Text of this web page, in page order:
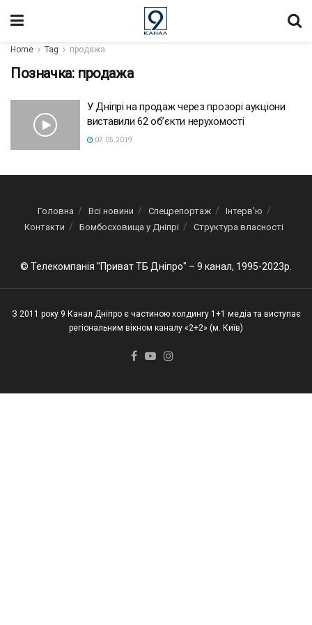
Home Tag продажа
Позначка: продажа
У Дніпрі на продаж через прозорі аукціони
виставили 62 об’єкти нерухомості
07.05.2019
Головна Всі новини Спецрепортаж
Інтерв’ю
Контакти
Бомбосховища у Дніпрі Структура власності
© Телекомпанія "Приват ТБ Дніпро" – 9 канал, 1995-2023р.
З 2011 року 9 Канал Дніпро є частиною холдингу 1+1 медіа та виступає
регіональним вікном каналу «2+2» (м. Київ)